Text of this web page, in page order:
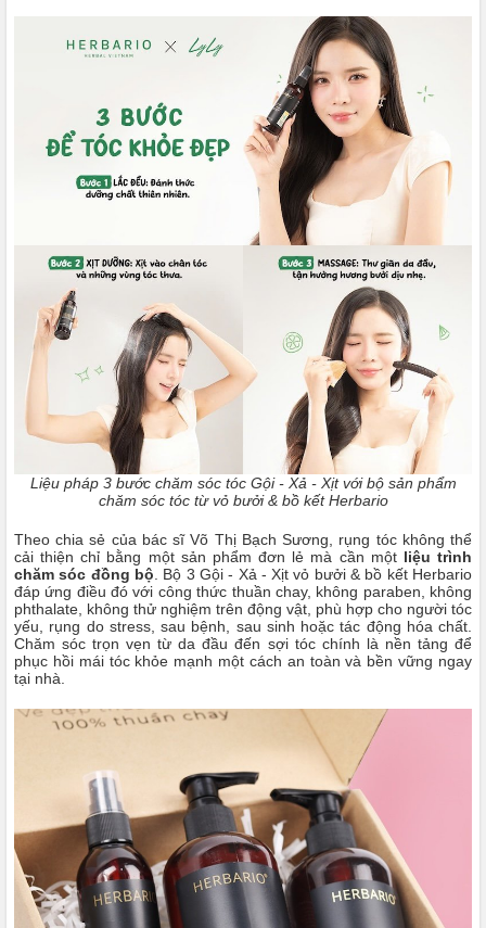
Liệu pháp 3 bước chăm sóc tóc Gội - Xả - Xịt với bộ sản phẩm
chăm sóc tóc từ vỏ bưởi & bồ kết Herbario
Theo chia sẻ của bác sĩ Võ Thị Bạch Sương, rụng tóc không thể
cải thiện chỉ bằng một sản phẩm đơn lẻ mà cần một liệu trình
chăm sóc đồng bộ. Bộ 3 Gội - Xả - Xịt vỏ bưởi & bồ kết Herbario
đáp ứng điều đó với công thức thuần chay, không paraben, không
phthalate, không thử nghiệm trên động vật, phù hợp cho người tóc
yếu, rụng do stress, sau bệnh, sau sinh hoặc tác động hóa chất.
Chăm sóc trọn vẹn từ da đầu đến sợi tóc chính là nền tảng để
phục hồi mái tóc khỏe mạnh một cách an toàn và bền vững ngay
tại nhà.